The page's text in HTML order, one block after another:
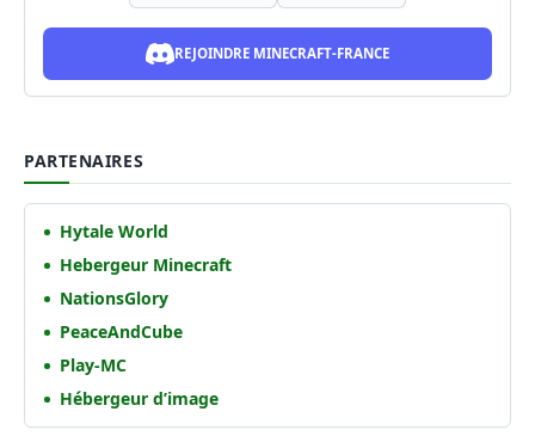
REJOINDRE MINECRAFT-FRANCE
PARTENAIRES
Hytale World
Hebergeur Minecraft
NationsGlory
PeaceAndCube
Play-MC
Hébergeur d’image